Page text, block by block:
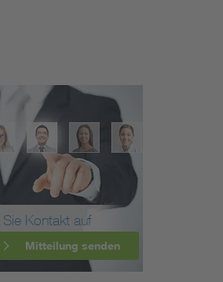
Kontakt auf
Mitteilung senden